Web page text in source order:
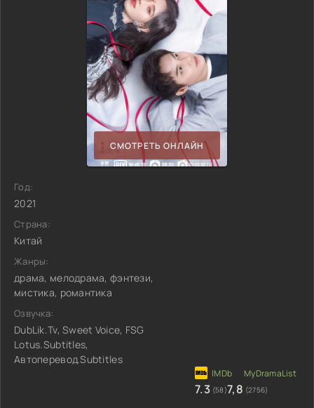
СМОТРЕТЬ ОНЛАЙН
Год:
2021
Страна:
Китай
Жанры:
драма, мелодрама, фэнтези,
мистика, романтика
Озвучка:
DubLik.Tv, Sweet Voice, FSG
Lotus.Subtitles,
Автоперевод.Subtitles
7.3 (58)7,8 (2756)